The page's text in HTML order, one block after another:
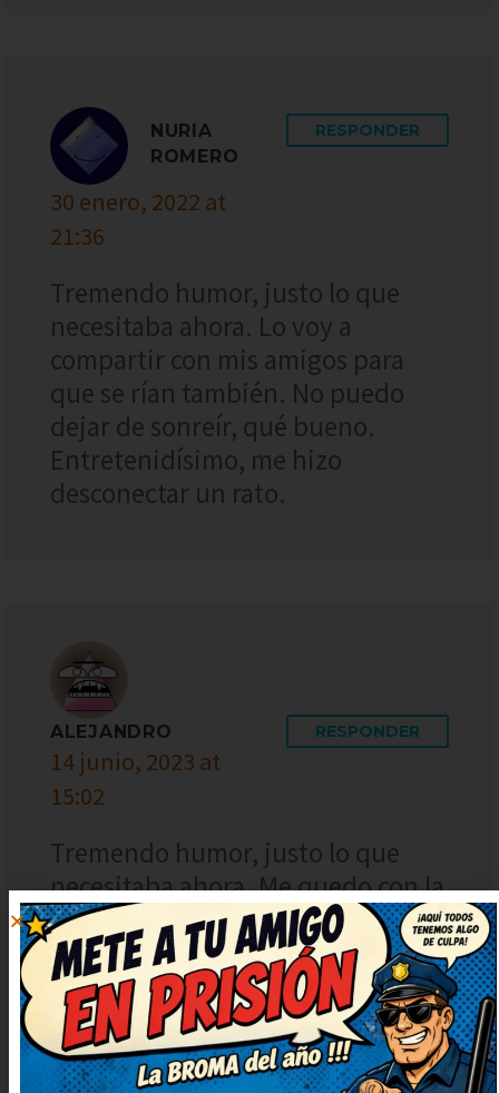
NURIA
ROMERO
30 enero, 2022 at
21:36
RESPONDER
Tremendo humor, justo lo que
necesitaba ahora. Lo voy a
compartir con mis amigos para
que se rían también. No puedo
dejar de sonreír, qué bueno.
Entretenidísimo, me hizo
desconectar un rato.
ALEJANDRO
14 junio, 2023 at
15:02
RESPONDER
Tremendo humor, justo lo que
necesitaba ahora. Me quedo con la
ocurrencia final, es genial. Me
quedo con la ocurrencia final, es
genial. Me he quedado con una
sonrisa tonta, ¡genial!